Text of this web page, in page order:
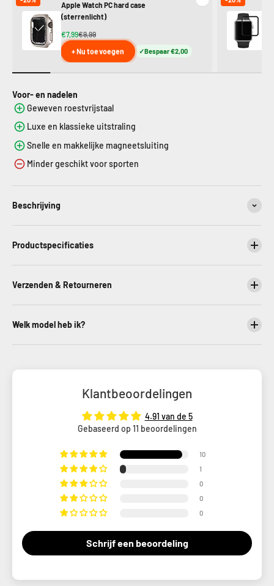
Apple Watch PC hard case
(sterrenlicht)
€7,99€9,99
+ Nu toevoegen Bespaar €2,00
Voor- en nadelen
Geweven roestvrijstaal
Luxe en klassieke uitstraling
Snelle en makkelijke magneetsluiting
Minder geschikt voor sporten
Beschrijving
Productspecificaties
Verzenden & Retourneren
Welk model heb ik?
Klantbeoordelingen
4.91 van de 5
Gebaseerd op 11 beoordelingen
10
1
0
0
0
Schrijf een beoordeling